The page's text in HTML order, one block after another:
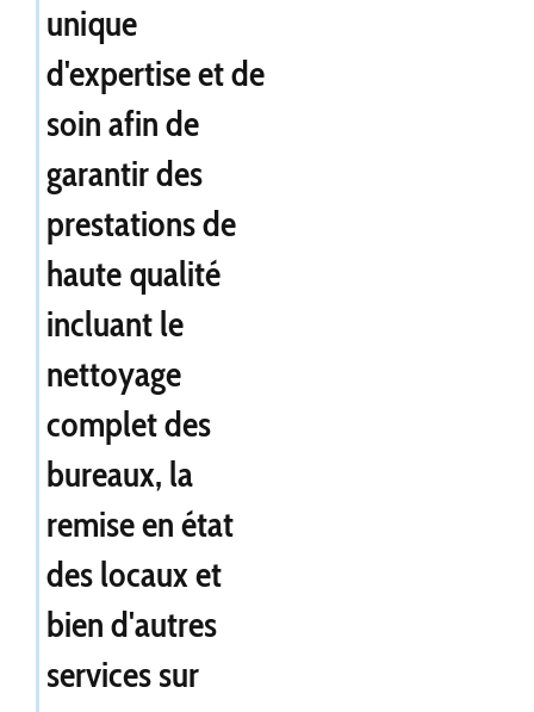
unique
d'expertise et de
soin afin de
garantir des
prestations de
haute qualité
incluant le
nettoyage
complet des
bureaux, la
remise en état
des locaux et
bien d'autres
services sur